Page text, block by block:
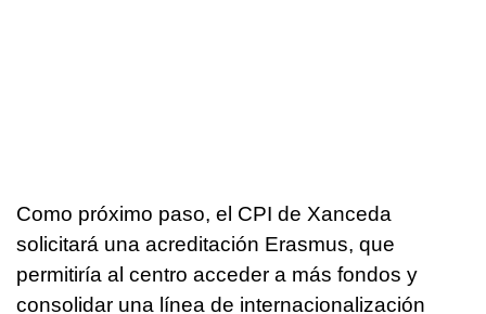
Como próximo paso, el CPI de Xanceda
solicitará una acreditación Erasmus, que
permitiría al centro acceder a más fondos y
consolidar una línea de internacionalización